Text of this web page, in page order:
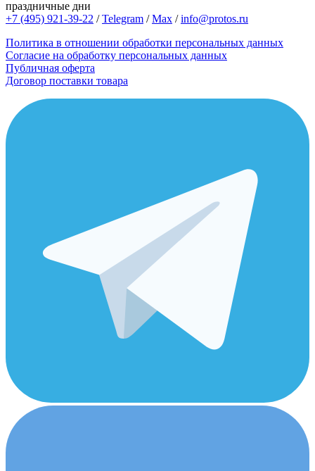
праздничные дни
+7 (495) 921-39-22 /Telegram /Max /info@protos.ru
Политика в отношении обработки персональных данных
Согласие на обработку персональных данных
Публичная оферта
Договор поставки товара